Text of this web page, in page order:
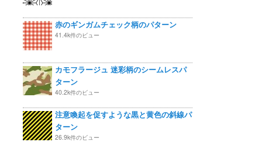
赤のギンガムチェック柄のパターン
41.4k件のビュー
カモフラージュ 迷彩柄のシームレスパ
ターン
40.2k件のビュー
注意喚起を促すような黒と黄色の斜線パ
ターン
26.9k件のビュー